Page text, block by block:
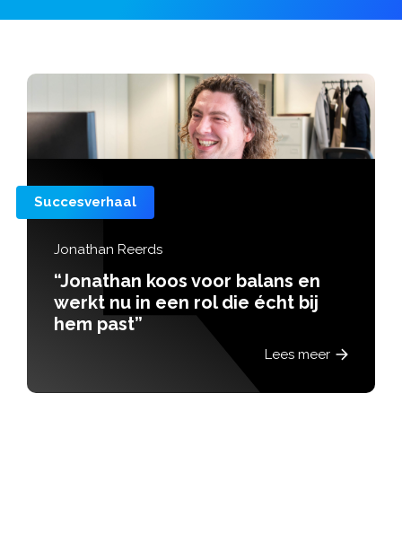
Succesverhaal
Jonathan Reerds
“Jonathan koos voor balans en
werkt nu in een rol die écht bij
hem past”
Lees meer